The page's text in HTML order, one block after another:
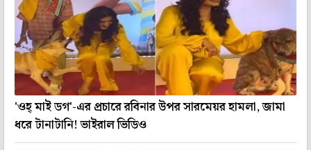
'ওহ্ মাই ডগ'-এর প্রচারে রবিনার উপর সারমেয়র হামলা, জামা
ধরে টানাটানি! ভাইরাল ভিডিও